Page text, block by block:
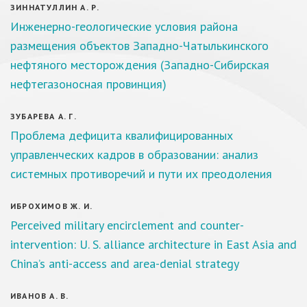
ЗИННАТУЛЛИН А. Р.
Инженерно-геологические условия района
размещения объектов Западно-Чатылькинского
нефтяного месторождения (Западно-Сибирская
нефтегазоносная провинция)
ЗУБАРЕВА А. Г.
Проблема дефицита квалифицированных
управленческих кадров в образовании: анализ
системных противоречий и пути их преодоления
ИБРОХИМОВ Ж. И.
Perceived military encirclement and counter-
intervention: U. S. alliance architecture in East Asia and
China’s anti-access and area-denial strategy
ИВАНОВ А. В.